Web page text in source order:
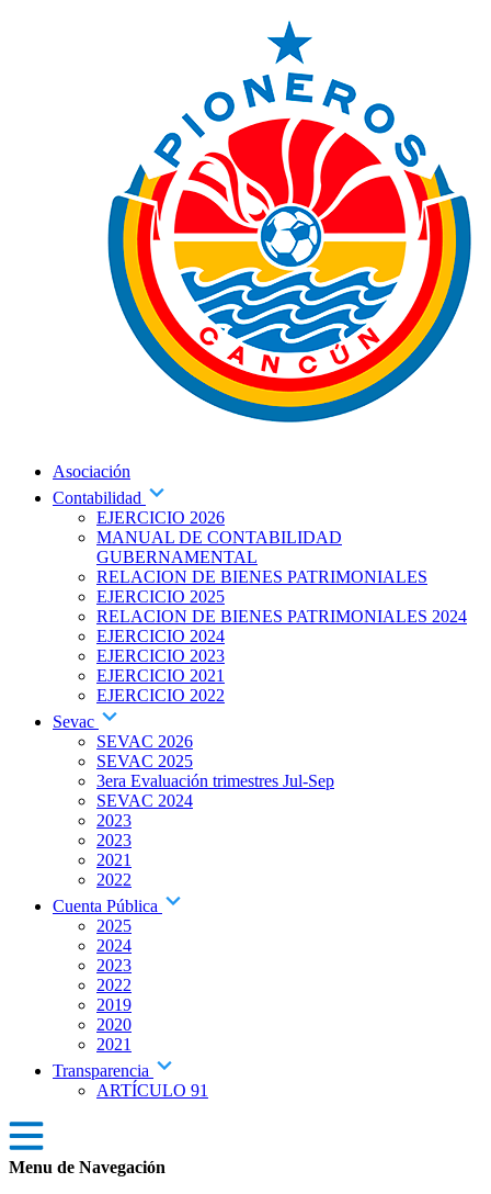
Asociación
Contabilidad
EJERCICIO 2026
MANUAL DE CONTABILIDAD
GUBERNAMENTAL
RELACION DE BIENES PATRIMONIALES
EJERCICIO 2025
RELACION DE BIENES PATRIMONIALES 2024
EJERCICIO 2024
EJERCICIO 2023
EJERCICIO 2021
EJERCICIO 2022
Sevac
SEVAC 2026
SEVAC 2025
3era Evaluación trimestres Jul-Sep
SEVAC 2024
2023
2023
2021
2022
Cuenta Pública
2025
2024
2023
2022
2019
2020
2021
Transparencia
ARTÍCULO 91
Menu de Navegación